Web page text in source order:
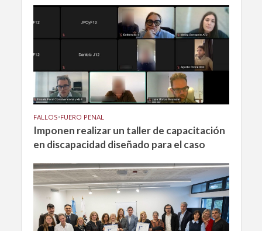
FALLOS•FUERO PENAL
Imponen realizar un taller de capacitación
en discapacidad diseñado para el caso